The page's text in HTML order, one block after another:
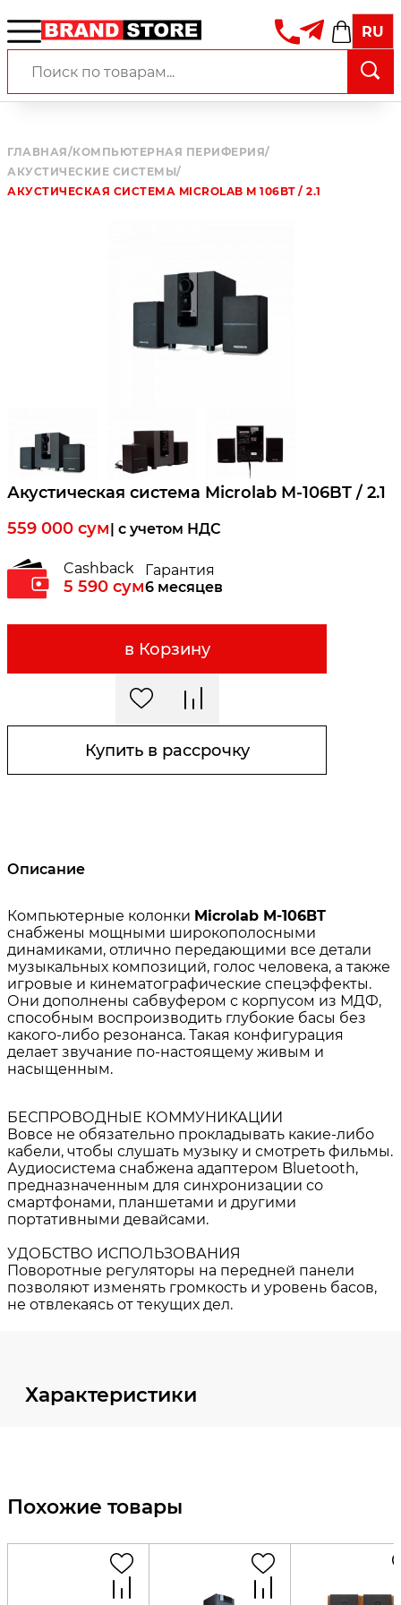
RU
ГЛАВНАЯ/КОМПЬЮТЕРНАЯ ПЕРИФЕРИЯ/
АКУСТИЧЕСКИЕ СИСТЕМЫ/
АКУСТИЧЕСКАЯ СИСТЕМА MICROLAB M 106BT / 2.1
Акустическая система Microlab M-106BT / 2.1
559 000 сум| c учетом НДС
Cashback
5 590 сум
Гарантия
6 месяцев
в Корзину
Купить в рассрочку
Описание
Характеристики
Похожие товары